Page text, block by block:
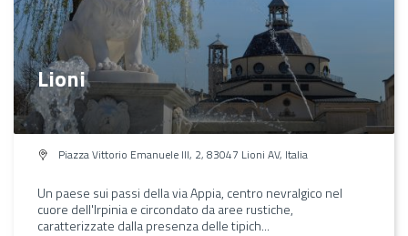
Lioni
Piazza Vittorio Emanuele III, 2, 83047 Lioni AV, Italia
Un paese sui passi della via Appia, centro nevralgico nel
cuore dell'Irpinia e circondato da aree rustiche,
caratterizzate dalla presenza delle tipich...